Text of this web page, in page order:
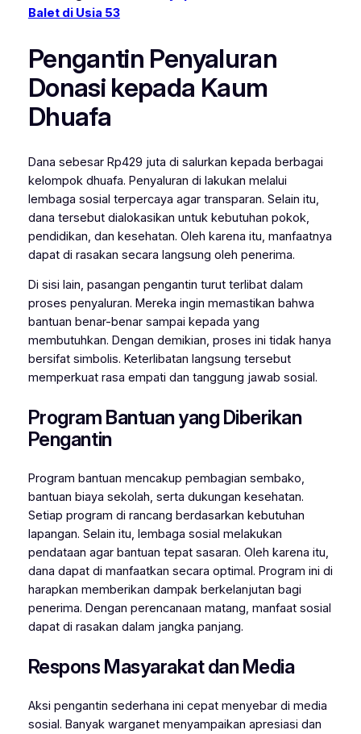
Balet di Usia 53
Pengantin Penyaluran
Donasi kepada Kaum
Dhuafa
Dana sebesar Rp429 juta di salurkan kepada berbagai
kelompok dhuafa. Penyaluran di lakukan melalui
lembaga sosial terpercaya agar transparan. Selain itu,
dana tersebut dialokasikan untuk kebutuhan pokok,
pendidikan, dan kesehatan. Oleh karena itu, manfaatnya
dapat di rasakan secara langsung oleh penerima.
Di sisi lain, pasangan pengantin turut terlibat dalam
proses penyaluran. Mereka ingin memastikan bahwa
bantuan benar-benar sampai kepada yang
membutuhkan. Dengan demikian, proses ini tidak hanya
bersifat simbolis. Keterlibatan langsung tersebut
memperkuat rasa empati dan tanggung jawab sosial.
Program Bantuan yang Diberikan
Pengantin
Program bantuan mencakup pembagian sembako,
bantuan biaya sekolah, serta dukungan kesehatan.
Setiap program di rancang berdasarkan kebutuhan
lapangan. Selain itu, lembaga sosial melakukan
pendataan agar bantuan tepat sasaran. Oleh karena itu,
dana dapat di manfaatkan secara optimal. Program ini di
harapkan memberikan dampak berkelanjutan bagi
penerima. Dengan perencanaan matang, manfaat sosial
dapat di rasakan dalam jangka panjang.
Respons Masyarakat dan Media
Aksi pengantin sederhana ini cepat menyebar di media
sosial. Banyak warganet menyampaikan apresiasi dan